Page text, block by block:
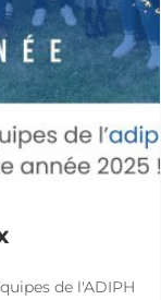
de l'ADIPH